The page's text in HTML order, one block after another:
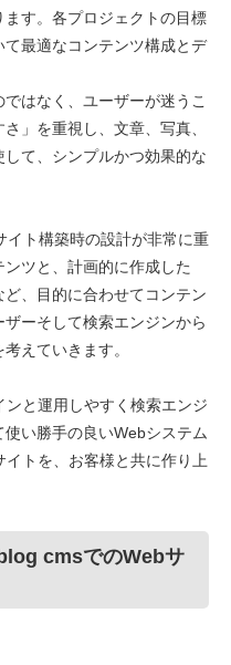
す。各プロジェクトの目標
最適なコンテンツ構成とデ
はなく、ユーザーが迷うこ
」を重視し、文章、写真、
て、シンプルかつ効果的な
イト構築時の設計が非常に重
ツと、計画的に作成した
、目的に合わせてコンテン
ーそして検索エンジンから
えていきます。
と運用しやすく検索エンジ
い勝手の良いWebシステム
トを、お客様と共に作り上
cmsでのWebサ